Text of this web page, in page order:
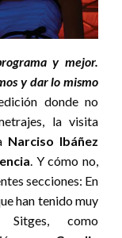
y mejor.
y dar lo mismo
donde no
la visita
Narciso Ibáñez
. Y cómo no,
secciones: En
han tenido muy
como